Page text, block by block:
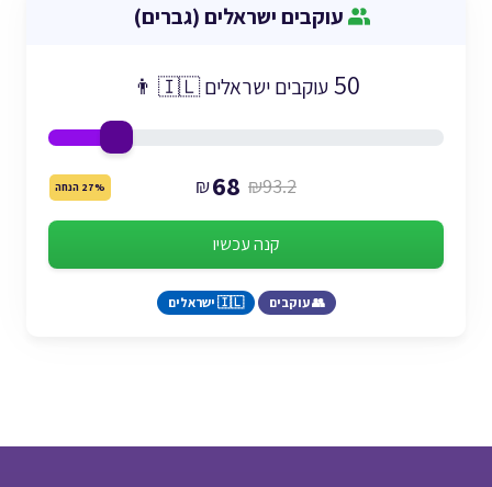
עוקבים ישראלים (גברים)
50 עוקבים ישראלים 🇮🇱 👨
₪68 ₪93.2 27% הנחה
קנה עכשיו
👥 עוקבים 🇮🇱 ישראלים